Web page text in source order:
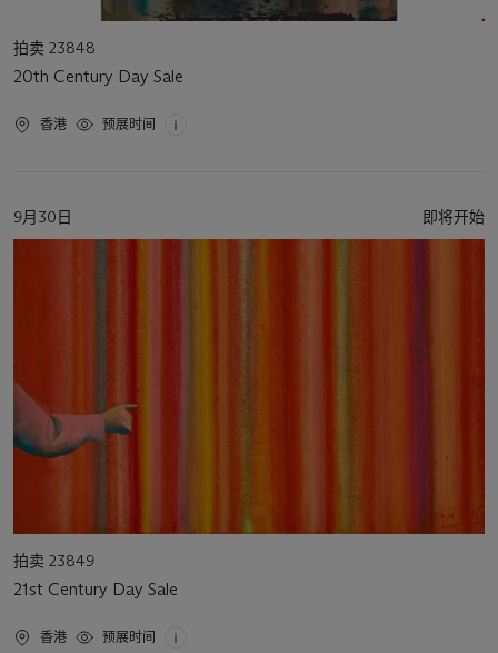
活
动
类
拍卖 23848
20th Century Day Sale
活
香港 预展时间
活
动
9月30日 即将开始
活
动
类
拍卖 23849
21st Century Day Sale
活
香港 预展时间